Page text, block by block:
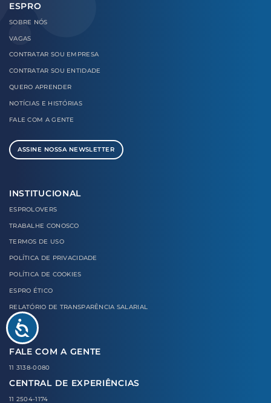
ESPRO
SOBRE NÓS
VAGAS
CONTRATAR SOU EMPRESA
CONTRATAR SOU ENTIDADE
QUERO APRENDER
NOTÍCIAS E HISTÓRIAS
FALE COM A GENTE
ASSINE NOSSA NEWSLETTER
INSTITUCIONAL
ESPROLOVERS
TRABALHE CONOSCO
TERMOS DE USO
POLÍTICA DE PRIVACIDADE
POLÍTICA DE COOKIES
ESPRO ÉTICO
RELATÓRIO DE TRANSPARÊNCIA SALARIAL
FALE COM A GENTE
11 3138-0080
CENTRAL DE EXPERIÊNCIAS
11 2504-1174